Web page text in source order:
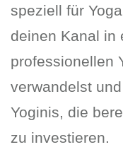
speziell für
deinen Kanal in
professionellen
verwandelst
Yoginis, die
zu investieren.